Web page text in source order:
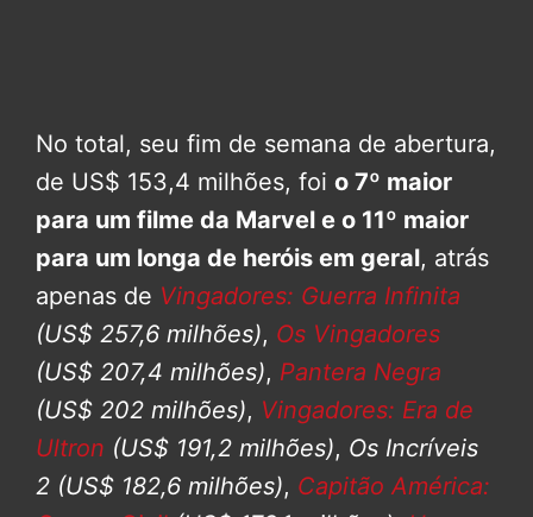
No total, seu fim de semana de abertura,
de US$ 153,4 milhões, foi o 7º maior
para um filme da Marvel e o 11º maior
para um longa de heróis em geral, atrás
apenas de Vingadores: Guerra Infinita
(US$ 257,6 milhões), Os Vingadores
(US$ 207,4 milhões), Pantera Negra
(US$ 202 milhões), Vingadores: Era de
Ultron (US$ 191,2 milhões), Os Incríveis
2 (US$ 182,6 milhões), Capitão América: